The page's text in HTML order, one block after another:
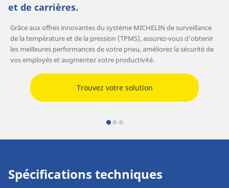
et de carrières.
Grâce aux offres innovantes du système MICHELIN de surveillance
de la température et de la pression (TPMS), assurez-vous d'obtenir
les meilleures performances de votre pneu, améliorez la sécurité de
vos employés et augmentez votre productivité.
Trouvez votre solution
Spécifications techniques